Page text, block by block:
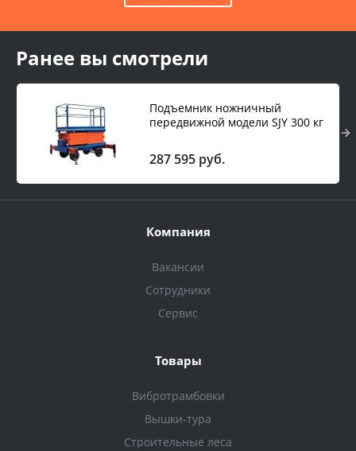
Ранее вы смотрели
Подъемник ножничный
передвижной модели SJY 300 кг
287 595 руб.
Компания
Вакансии
Сотрудники
Сервис
Товары
Вибротрамбовки
Вышки-тура
Строительные леса